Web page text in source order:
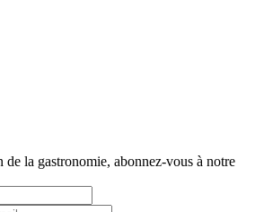
de la gastronomie, abonnez-vous à notre